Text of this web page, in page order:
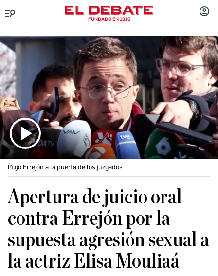
FUNDADO EN 1910
Íñigo Errejón a la puerta de los juzgados
Apertura de juicio oral
contra Errejón por la
supuesta agresión sexual a
la actriz Elisa Mouliaá